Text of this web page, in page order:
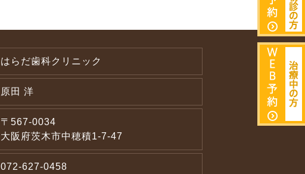
はらだ歯科クリニック
原田 洋
〒567-0034
大阪府茨木市中穂積1-7-47
072-627-0458